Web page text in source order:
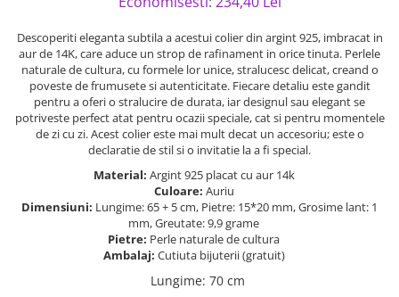
Descoperiti eleganta subtila a acestui colier din argint 925, imbracat in
aur de 14K, care aduce un strop de rafinament in orice tinuta. Perlele
naturale de cultura, cu formele lor unice, stralucesc delicat, creand o
poveste de frumusete si autenticitate. Fiecare detaliu este gandit
pentru a oferi o stralucire de durata, iar designul sau elegant se
potriveste perfect atat pentru ocazii speciale, cat si pentru momentele
de zi cu zi. Acest colier este mai mult decat un accesoriu; este o
declaratie de stil si o invitatie la a fi special.
Material: Argint 925 placat cu aur 14k
Culoare: Auriu
Dimensiuni: Lungime: 65 + 5 cm, Pietre: 15*20 mm, Grosime lant: 1
mm, Greutate: 9,9 grame
Pietre: Perle naturale de cultura
Ambalaj: Cutiuta bijuterii (gratuit)
Lungime: 70 cm